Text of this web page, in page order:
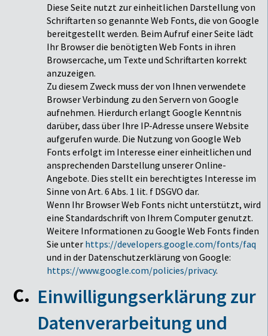
Diese Seite nutzt zur einheitlichen Darstellung von
Schriftarten so genannte Web Fonts, die von Google
bereitgestellt werden. Beim Aufruf einer Seite lädt
Ihr Browser die benötigten Web Fonts in ihren
Browsercache, um Texte und Schriftarten korrekt
anzuzeigen.
Zu diesem Zweck muss der von Ihnen verwendete
Browser Verbindung zu den Servern von Google
aufnehmen. Hierdurch erlangt Google Kenntnis
darüber, dass über Ihre IP-Adresse unsere Website
aufgerufen wurde. Die Nutzung von Google Web
Fonts erfolgt im Interesse einer einheitlichen und
ansprechenden Darstellung unserer Online-
Angebote. Dies stellt ein berechtigtes Interesse im
Sinne von Art. 6 Abs. 1 lit. f DSGVO dar.
Wenn Ihr Browser Web Fonts nicht unterstützt, wird
eine Standardschrift von Ihrem Computer genutzt.
Weitere Informationen zu Google Web Fonts finden
Sie unter https://developers.google.com/fonts/faq
und in der Datenschutzerklärung von Google:
https://www.google.com/policies/privacy.
Einwilligungserklärung zur
Datenverarbeitung und